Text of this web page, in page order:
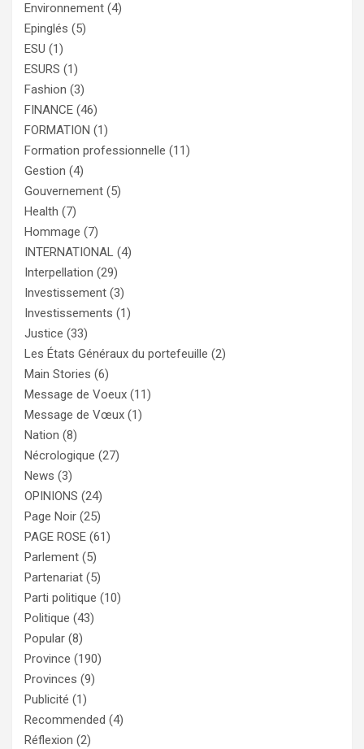
Environnement (4)
Epinglés (5)
ESU (1)
ESURS (1)
Fashion (3)
FINANCE (46)
FORMATION (1)
Formation professionnelle (11)
Gestion (4)
Gouvernement (5)
Health (7)
Hommage (7)
INTERNATIONAL (4)
Interpellation (29)
Investissement (3)
Investissements (1)
Justice (33)
Les États Généraux du portefeuille (2)
Main Stories (6)
Message de Voeux (11)
Message de Vœux (1)
Nation (8)
Nécrologique (27)
News (3)
OPINIONS (24)
Page Noir (25)
PAGE ROSE (61)
Parlement (5)
Partenariat (5)
Parti politique (10)
Politique (43)
Popular (8)
Province (190)
Provinces (9)
Publicité (1)
Recommended (4)
Réflexion (2)